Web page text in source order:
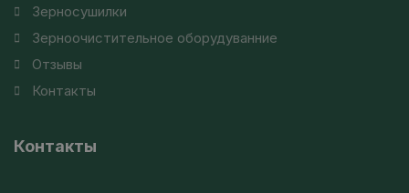
Зерносушилки
Зерноочистительное оборудуванние
Отзывы
Контакты
Контакты